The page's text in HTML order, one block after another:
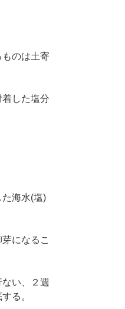
ものは土寄
した塩分
た海水(塩)
になるこ
い、２週
る。